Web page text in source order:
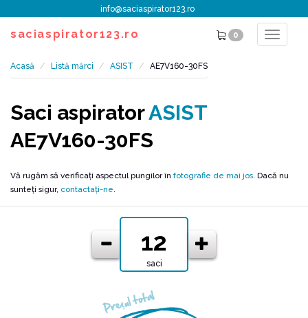
info@saciaspirator123.ro
saciaspirator123.ro 0
Toggle
Acasă Listă mărci ASIST AE7V160-30FS
Saci aspiratorASIST
AE7V160-30FS
Vă rugăm să verificați aspectul pungilor în fotografie de mai jos. Dacă nu
sunteți sigur, contactați-ne.
saci
Prețul total